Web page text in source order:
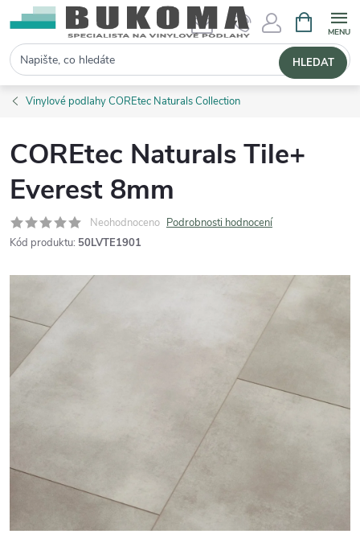
Hledat HLEDAT
Vinylové podlahy COREtec Naturals Collection
COREtec Naturals Tile+
Everest 8mm
Neohodnoceno Podrobnosti hodnocení
Kód produktu: 50LVTE1901